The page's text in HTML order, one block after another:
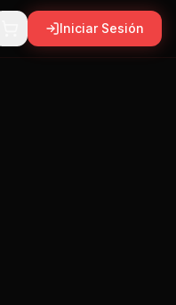
Iniciar Sesión